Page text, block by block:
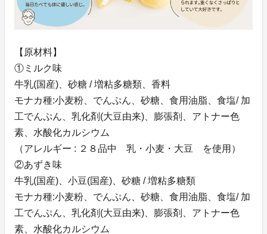
【原材料】
①ミルク味
牛乳(国産)、砂糖 / 増粘多糖類、香料
モナカ種:小麦粉、でんぷん、砂糖、食用油脂、食塩/ 加
工でんぷん、乳化剤(大豆由来)、膨張剤、アトナー色
素、水酸化カルシウム
（アレルギー : ２８品中 乳・小麦・大豆 を使用）
②あずき味
牛乳(国産)、小豆(国産)、砂糖 / 増粘多糖類
モナカ種:小麦粉、でんぷん、砂糖、食用油脂、食塩/ 加
工でんぷん、乳化剤(大豆由来)、膨張剤、アトナー色
素、水酸化カルシウム